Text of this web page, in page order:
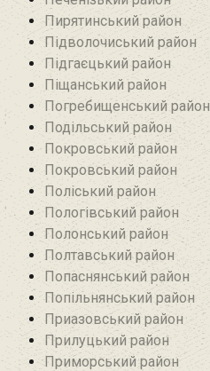
Пирятинський район
Підволочиський район
Підгаєцький район
Піщанський район
Погребищенський район
Подільський район
Покровський район
Покровський район
Поліський район
Пологівський район
Полонський район
Полтавський район
Попаснянський район
Попільнянський район‎
Приазовський район
Прилуцький район
Приморський район